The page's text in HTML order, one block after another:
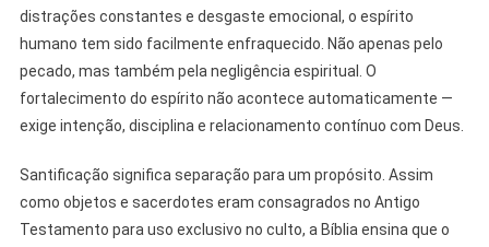
distrações constantes e desgaste emocional, o espírito
humano tem sido facilmente enfraquecido. Não apenas pelo
pecado, mas também pela negligência espiritual. O
fortalecimento do espírito não acontece automaticamente —
exige intenção, disciplina e relacionamento contínuo com Deus.
Santificação significa separação para um propósito. Assim
como objetos e sacerdotes eram consagrados no Antigo
Testamento para uso exclusivo no culto, a Bíblia ensina que o